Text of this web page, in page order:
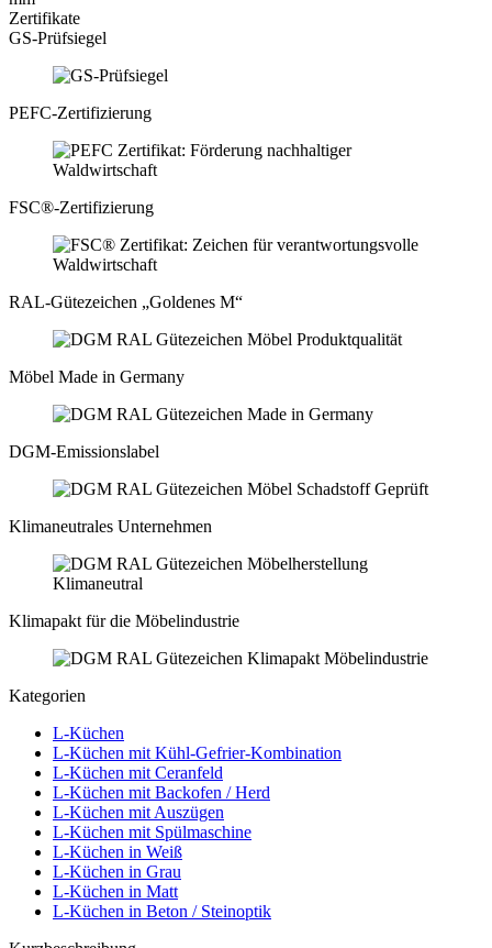
Zertifikate
GS-Prüfsiegel
PEFC-Zertifizierung
FSC®-Zertifizierung
RAL-Gütezeichen „Goldenes M“
Möbel Made in Germany
DGM-Emissionslabel
Klimaneutrales Unternehmen
Klimapakt für die Möbelindustrie
Kategorien
L-Küchen
L-Küchen mit Kühl-Gefrier-Kombination
L-Küchen mit Ceranfeld
L-Küchen mit Backofen / Herd
L-Küchen mit Auszügen
L-Küchen mit Spülmaschine
L-Küchen in Weiß
L-Küchen in Grau
L-Küchen in Matt
L-Küchen in Beton / Steinoptik